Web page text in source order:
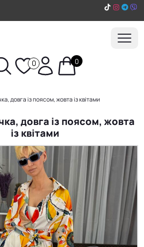
0 0
довга із поясом, жовта із квітами
довга із поясом, жовта
із квітами